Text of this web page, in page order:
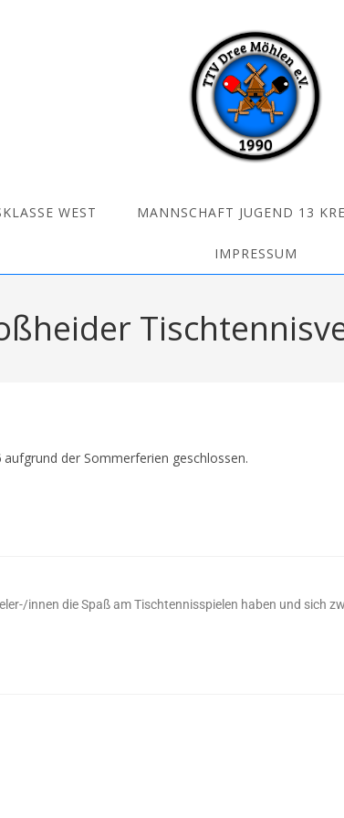
WEST MANNSCHAFT JUGEND 13
IMPRESSUM
aufgrund der Sommerferien geschlossen.
innen die Spaß am Tischtennisspielen haben und sich